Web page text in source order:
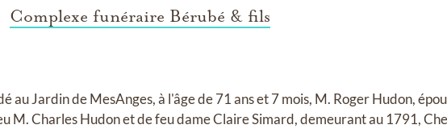
Complexe funéraire Bérubé & fils
au Jardin de MesAnges, à l'âge de 71 ans et 7 mois, M. Roger Hudon,
M. Charles Hudon et de feu dame Claire Simard, demeurant au 1791,